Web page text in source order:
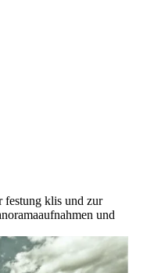
festung klis und zur
und